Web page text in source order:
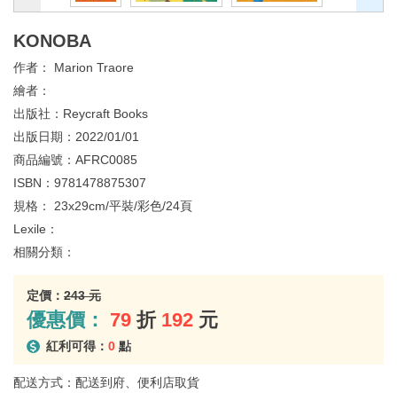
KONOBA
作者： Marion Traore
繪者：
出版社： Reycraft Books
出版日期： 2022/01/01
商品編號： AFRC0085
ISBN： 9781478875307
規格： 23x29cm/平裝/彩色/24頁
Lexile：
相關分類：
定價： 243 元
優惠價： 79 折 192 元
紅利可得： 0 點
配送方式：配送到府、便利店取貨